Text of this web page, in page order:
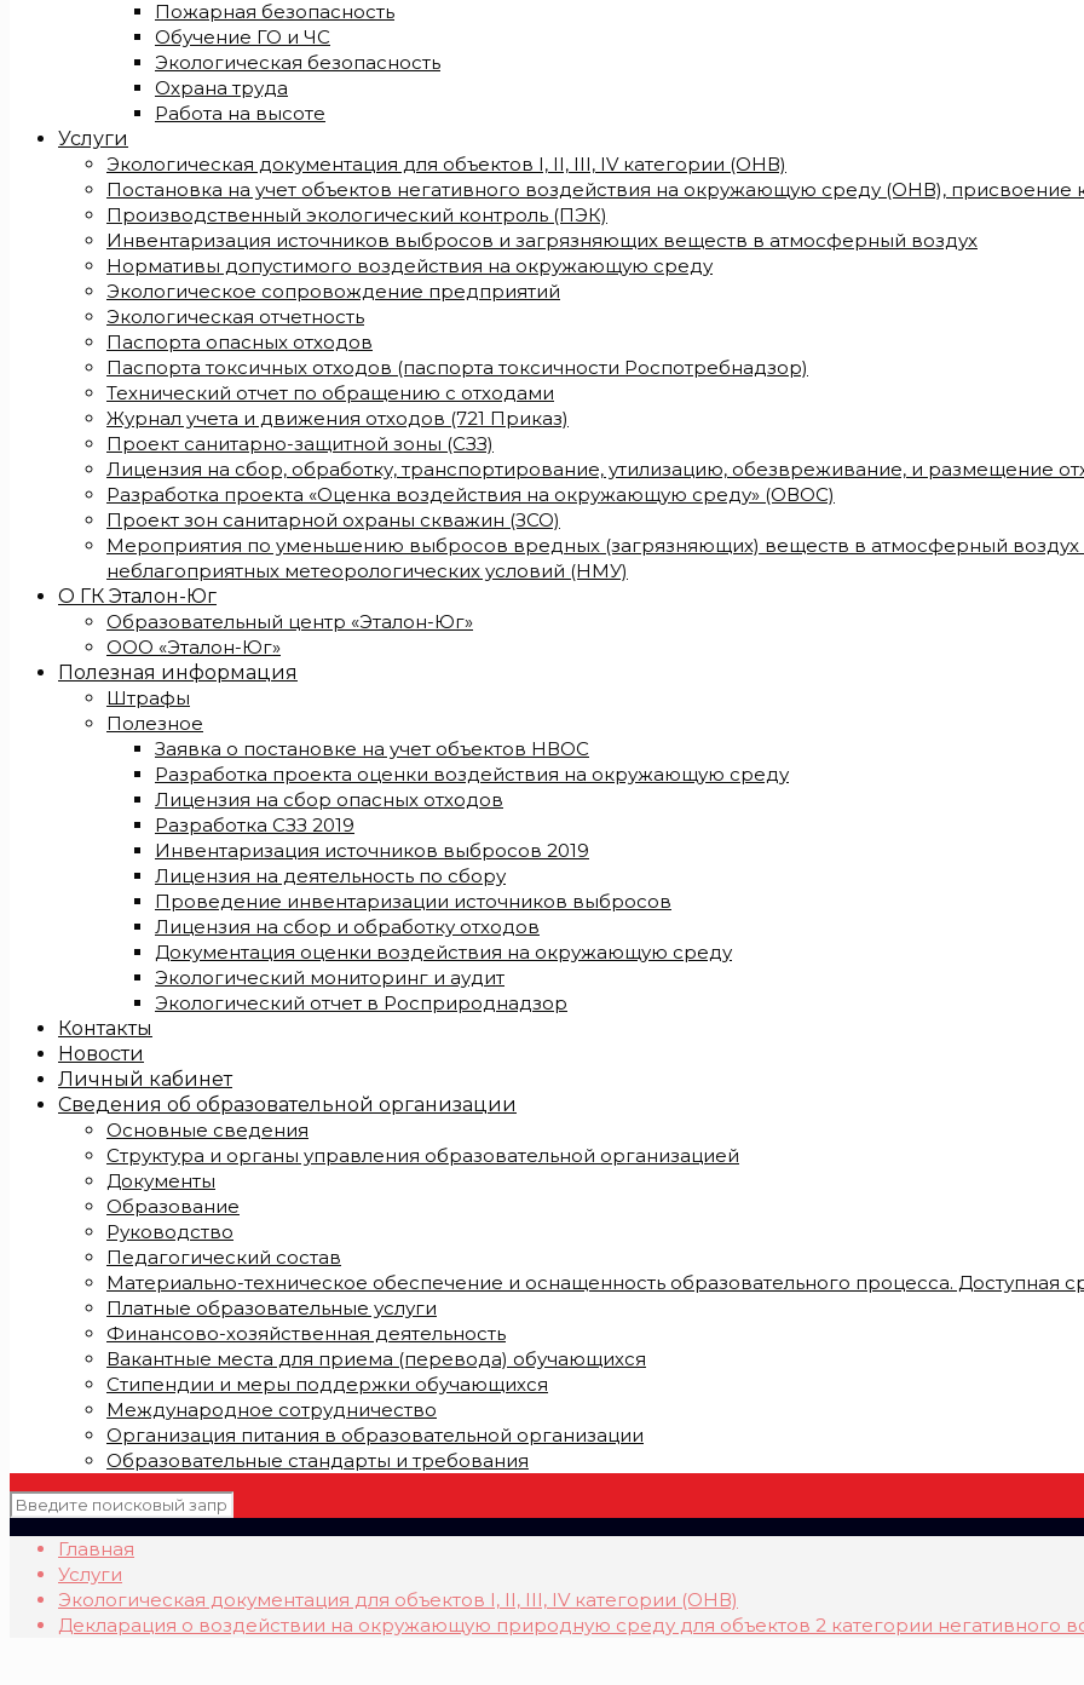
Пожарная безопасность
Обучение ГО и ЧС
Экологическая безопасность
Охрана труда
Работа на высоте
Услуги
Экологическая документация для объектов I, II, III, IV категории (ОНВ)
Постановка на учет объектов негативного воздействия на окружающую среду (ОНВ), присвоение
Производственный экологический контроль (ПЭК)
Инвентаризация источников выбросов и загрязняющих веществ в атмосферный воздух
Нормативы допустимого воздействия на окружающую среду
Экологическое сопровождение предприятий
Экологическая отчетность
Паспорта опасных отходов
Паспорта токсичных отходов (паспорта токсичности Роспотребнадзор)
Технический отчет по обращению с отходами
Журнал учета и движения отходов (721 Приказ)
Проект санитарно-защитной зоны (СЗЗ)
Лицензия на сбор, обработку, транспортирование, утилизацию, обезвреживание, и размещение
Разработка проекта «Оценка воздействия на окружающую среду» (ОВОС)
Проект зон санитарной охраны скважин (ЗСО)
Мероприятия по уменьшению выбросов вредных (загрязняющих) веществ в атмосферный
неблагоприятных метеорологических условий (НМУ)
О ГК Эталон-Юг
Образовательный центр «Эталон-Юг»
ООО «Эталон-Юг»
Полезная информация
Штрафы
Полезное
Заявка о постановке на учет объектов НВОС
Разработка проекта оценки воздействия на окружающую среду
Лицензия на сбор опасных отходов
Разработка СЗЗ 2019
Инвентаризация источников выбросов 2019
Лицензия на деятельность по сбору
Проведение инвентаризации источников выбросов
Лицензия на сбор и обработку отходов
Документация оценки воздействия на окружающую среду
Экологический мониторинг и аудит
Экологический отчет в Росприроднадзор
Контакты
Новости
Личный кабинет
Сведения об образовательной организации
Основные сведения
Структура и органы управления образовательной организацией
Документы
Образование
Руководство
Педагогический состав
Материально-техническое обеспечение и оснащенность образовательного процесса. Доступная
Платные образовательные услуги
Финансово-хозяйственная деятельность
Вакантные места для приема (перевода) обучающихся
Стипендии и меры поддержки обучающихся
Международное сотрудничество
Организация питания в образовательной организации
Образовательные стандарты и требования
Главная
Услуги
Экологическая документация для объектов I, II, III, IV категории (ОНВ)
Декларация о воздействии на окружающую природную среду для объектов 2 категории негативного